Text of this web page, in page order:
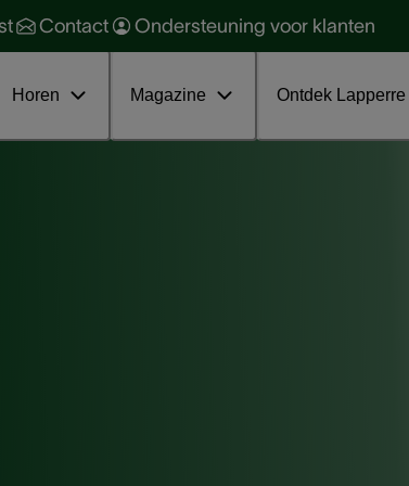
Contact Ondersteuning voor klanten
Horen Magazine Ontdek Lapperre
en soorten
en behandelen